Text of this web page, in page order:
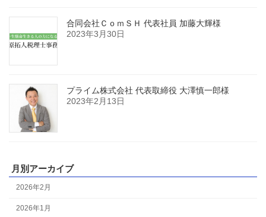
合同会社ＣｏｍＳＨ 代表社員 加藤大輝様
2023年3月30日
プライム株式会社 代表取締役 大澤慎一郎様
2023年2月13日
月別アーカイブ
2026年2月
2026年1月